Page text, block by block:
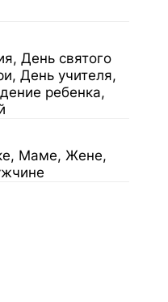
День святого
День учителя,
ребенка,
Маме, Жене,